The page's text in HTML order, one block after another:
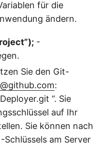
für die
ändern.
-
Sie den Git-
:
“. Sie
auf Ihr
Sie können nach
Schlüssels am Server